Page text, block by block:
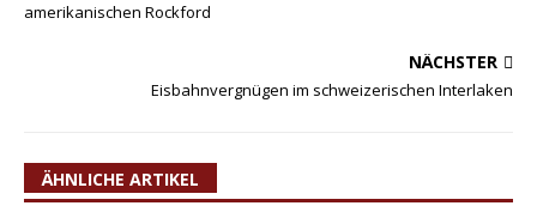
amerikanischen Rockford
NÄCHSTER
Eisbahnvergnügen im schweizerischen Interlaken
ÄHNLICHE ARTIKEL